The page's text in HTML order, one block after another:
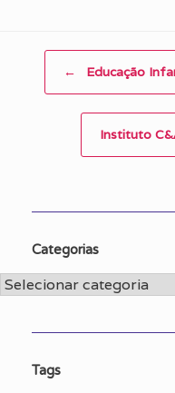
Post navigation
← Educação
Instituto
Categorias
Categorias
Tags